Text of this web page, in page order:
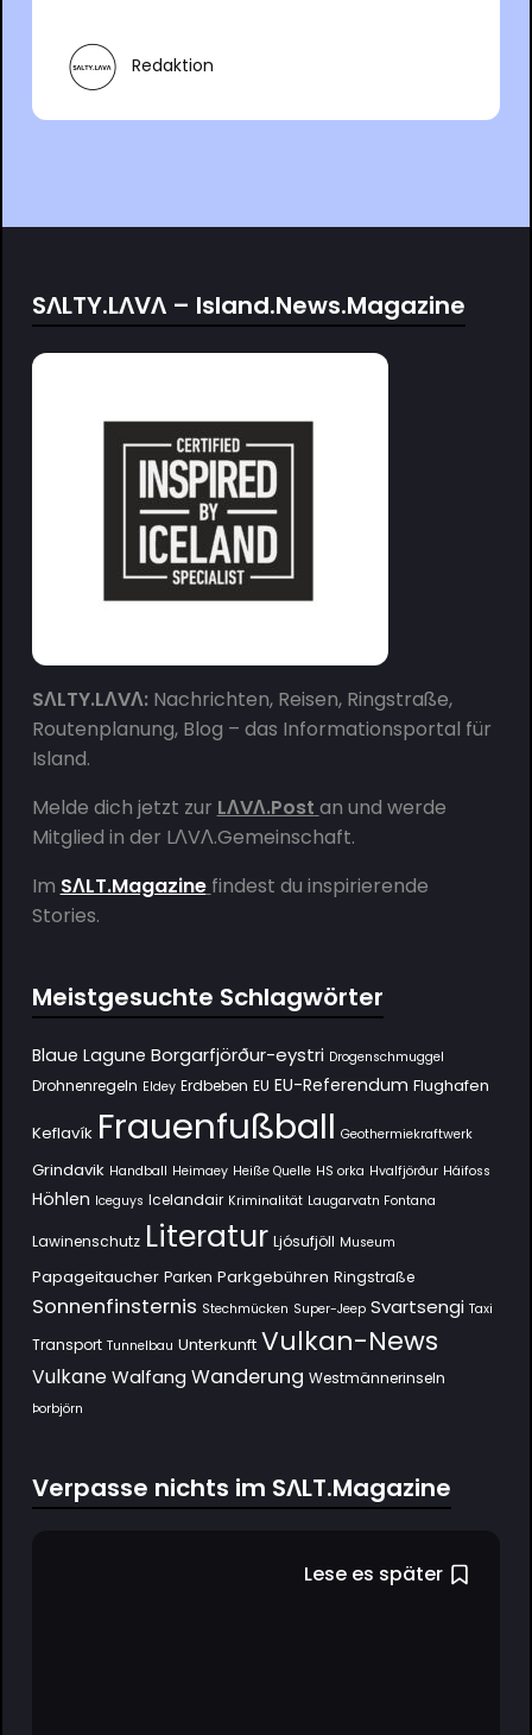
Redaktion
SΛLTY.LΛVΛ – Island.News.Magazine
SΛLTY.LΛVΛ:Nachrichten, Reisen, Ringstraße,
Routenplanung, Blog – das Informationsportal für
Island.
Melde dich jetzt zur LΛVΛ.Post an und werde
Mitglied in der LΛVΛ.Gemeinschaft.
Im SΛLT.Magazine findest du inspirierende
Stories.
Meistgesuchte Schlagwörter
Blaue Lagune Borgarfjörður-eystri Drogenschmuggel
Drohnenregeln Eldey Erdbeben EU EU-Referendum Flughafen
Keflavík Frauenfußball Geothermiekraftwerk
Grindavik Handball Heimaey Heiße Quelle HS orka Hvalfjörður Háifoss
Höhlen Iceguys Icelandair Kriminalität Laugarvatn Fontana
Lawinenschutz Literatur Ljósufjöll Museum
Papageitaucher Parken Parkgebühren Ringstraße
Sonnenfinsternis Stechmücken Super-Jeep Svartsengi Taxi
Transport Tunnelbau Unterkunft Vulkan-News
Vulkane Walfang Wanderung Westmännerinseln
Þorbjörn
Verpasse nichts im SΛLT.Magazine
Lese es später